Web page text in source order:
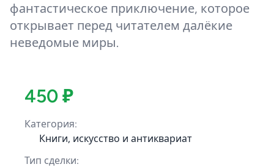
фантастическое приключение, которое
открывает перед читателем далёкие
450 ₽
Категория:
Книги, искусство и антиквариат
Тип сделки: